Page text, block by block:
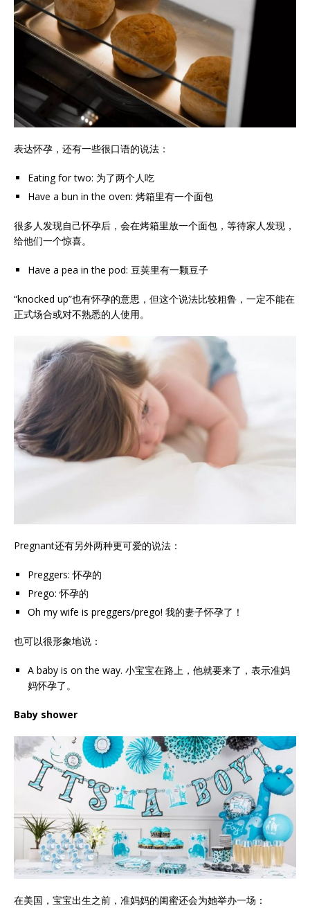
表达怀孕，还有一些很口语的说法：
Eating for two: 为了两个人吃
Have a bun in the oven: 烤箱里有一个面包
很多人发现自己怀孕后，会在烤箱里放一个面包，等待家人发现，
给他们一个惊喜。
Have a pea in the pod: 豆荚里有一颗豆子
“knocked up”也有怀孕的意思，但这个说法比较粗鲁，一定不能在
正式场合或对不熟悉的人使用。
Pregnant还有另外两种更可爱的说法：
Preggers: 怀孕的
Prego: 怀孕的
Oh my wife is preggers/prego! 我的妻子怀孕了！
也可以很形象地说：
A baby is on the way. 小宝宝在路上，他就要来了，表示准妈
妈怀孕了。
Baby shower
在美国，宝宝出生之前，准妈妈的闺蜜还会为她举办一场：